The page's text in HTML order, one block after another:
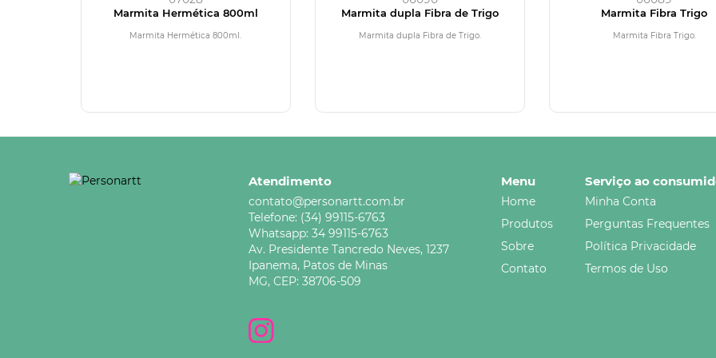
Marmita Hermética 800ml
Marmita Hermética 800ml.
Marmita dupla Fibra de Trigo
Marmita dupla Fibra de Trigo.
Marmita Fibra Trigo
Marmita Fibra Trigo.
Atendimento
contato@personartt.com.br
Telefone: (34) 99115-6763
Whatsapp: 34 99115-6763
Av. Presidente Tancredo Neves, 1237
Ipanema, Patos de Minas
MG, CEP: 38706-509
Menu
Home
Produtos
Sobre
Contato
Serviço ao
Minha Conta
Perguntas Frequentes
Política Privacidade
Termos de Uso